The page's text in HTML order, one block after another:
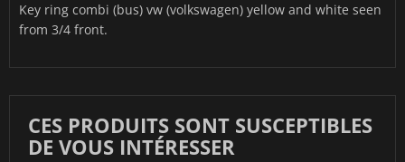
Key ring combi (bus) vw (volkswagen) yellow and white seen
from 3/4 front.
CES PRODUITS SONT SUSCEPTIBLES
DE VOUS INTÉRESSER